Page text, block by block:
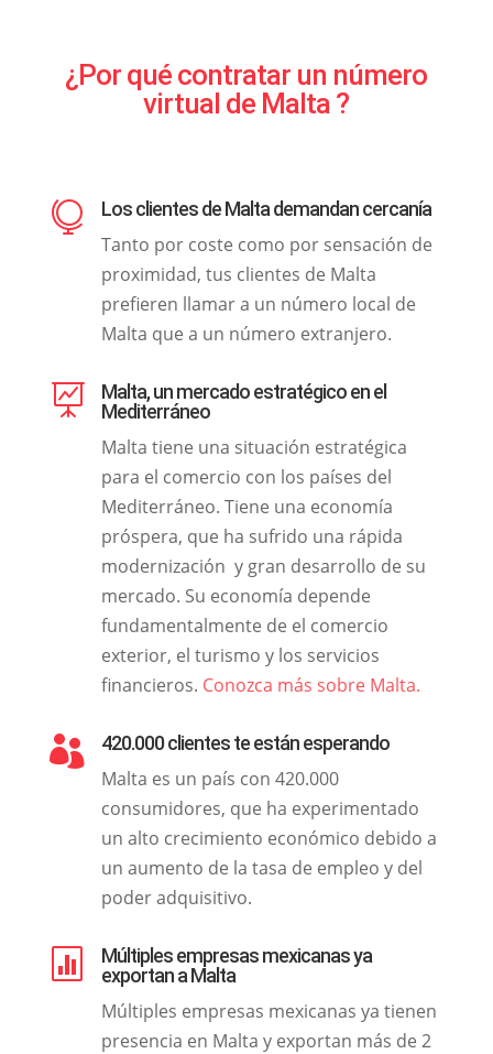
¿Por qué contratar un número
virtual de Malta ?
 Los clientes de Malta demandan cercanía
Tanto por coste como por sensación de
proximidad, tus clientes de Malta
prefieren llamar a un número local de
Malta que a un número extranjero.

Malta, un mercado estratégico en el
Mediterráneo
Malta tiene una situación estratégica
para el comercio con los países del
Mediterráneo. Tiene una economía
próspera, que ha sufrido una rápida
modernización y gran desarrollo de su
mercado. Su economía depende
fundamentalmente de el comercio
exterior, el turismo y los servicios
financieros. Conozca más sobre Malta.
 420.000 clientes te están esperando
Malta es un país con 420.000
consumidores, que ha experimentado
un alto crecimiento económico debido a
un aumento de la tasa de empleo y del
poder adquisitivo.

Múltiples empresas mexicanas ya
exportan a Malta
Múltiples empresas mexicanas ya tienen
presencia en Malta y exportan más de 2